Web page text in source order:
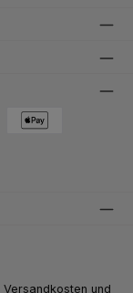
Versandkosten und